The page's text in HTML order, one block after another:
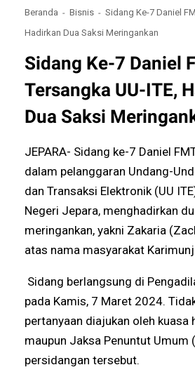
Beranda Bisnis
Sidang Ke-7 Daniel
Hadirkan Dua Saksi Meringankan
Sidang Ke-7 Daniel
Tersangka UU-ITE,
Dua Saksi
JEPARA- Sidang ke-7 Daniel
dalam pelanggaran Undang-
dan Transaksi Elektronik (UU
Negeri Jepara, menghadirkan
meringankan, yakni Zakaria
atas nama masyarakat
Sidang berlangsung di
pada Kamis, 7 Maret 2024.
pertanyaan diajukan oleh kuasa
maupun Jaksa Penuntut Umum
persidangan tersebut.